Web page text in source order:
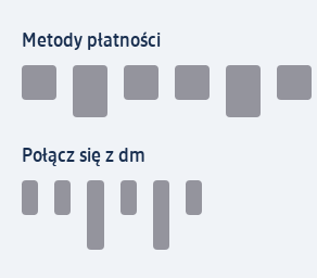
Metody płatności
Połącz się z dm